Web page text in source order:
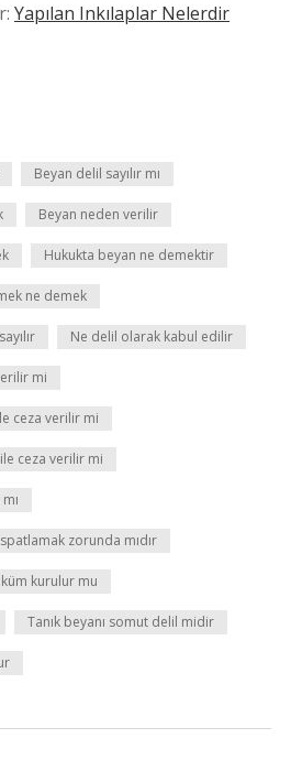
Yapılan Inkılaplar Nelerdir
Beyan delil sayılır mı
Beyan neden verilir
Hukukta beyan ne demektir
ne demek
Ne delil olarak kabul edilir
mi
ceza verilir mi
ceza verilir mi
zorunda mıdır
kurulur mu
Tanık beyanı somut delil midir